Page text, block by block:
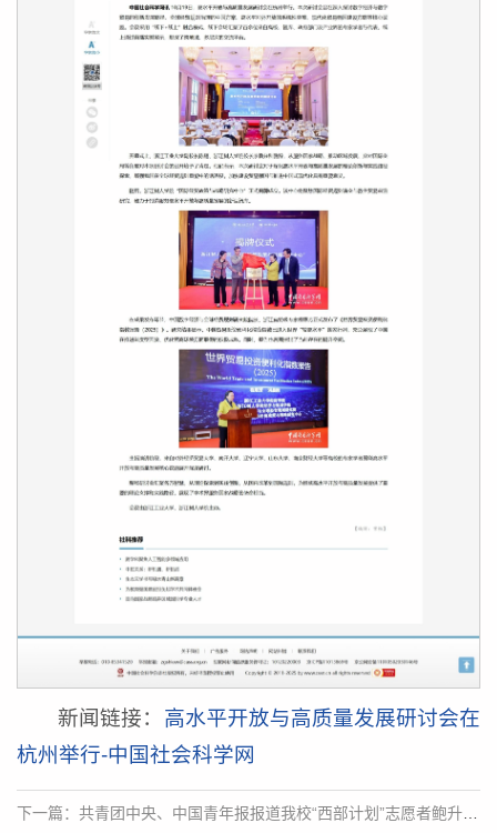
新闻链接： 高水平开放与高质量发展研讨会在
杭州举行-中国社会科学网